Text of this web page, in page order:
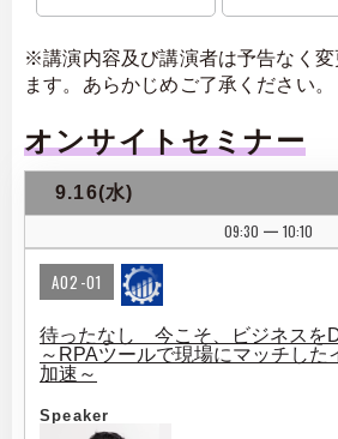
※講演内容及び講演者は予告なく変
ます。あらかじめご了承ください。
オンサイトセミナー
9.16(水)
09:30
| 10:10
A02-01
待ったなし 今こそ、ビジネスを
～RPAツールで現場にマッチした
加速～
Speaker